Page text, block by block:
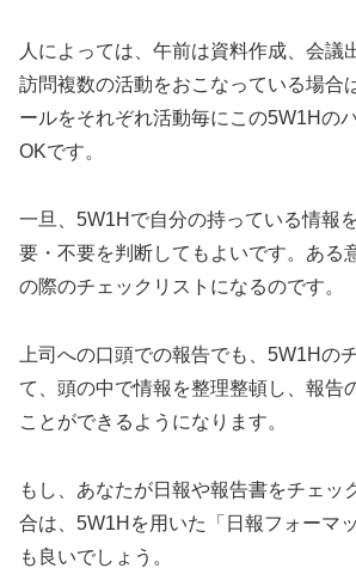
人によっては、午前は資料作成、会議
訪問複数の活動をおこなっている場合
ールをそれぞれ活動毎にこの5W1Hの
OKです。
一旦、5W1Hで自分の持っている情報
要・不要を判断してもよいです。ある
の際のチェックリストになるのです。
上司への口頭での報告でも、5W1Hの
て、頭の中で情報を整理整頓し、報告
ことができるようになります。
もし、あなたが日報や報告書をチェッ
合は、5W1Hを用いた「日報フォーマ
も良いでしょう。